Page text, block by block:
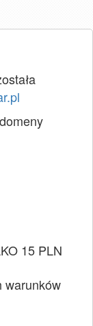
15 PLN
warunków